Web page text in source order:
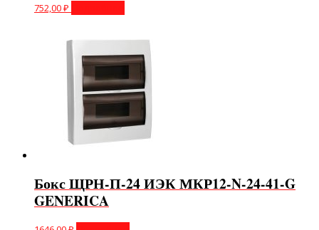
752,00₽
Бокс ЩРН-П-24 ИЭК МКР12-N-24-41-G
GENERICA